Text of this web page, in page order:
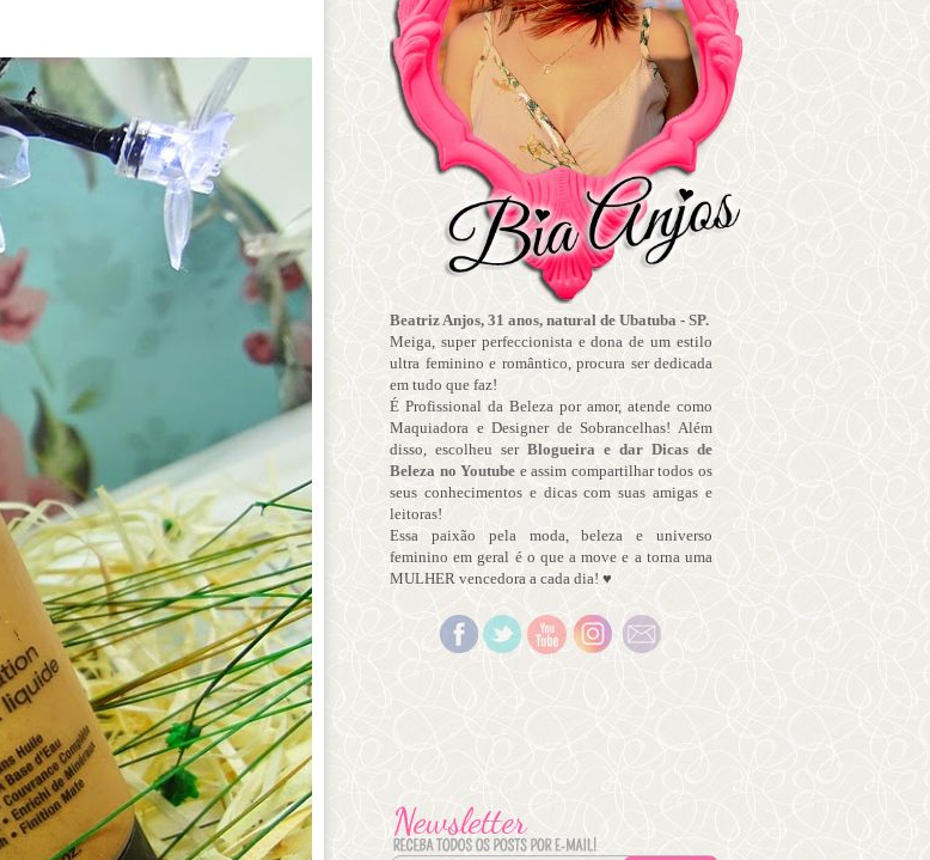
Beatriz Anjos, 31 anos, natural de Ubatuba - SP.
Meiga, super perfeccionista e dona de um estilo
ultra feminino e romântico, procura ser dedicada
em tudo que faz!
É Profissional da Beleza por amor, atende como
Maquiadora e Designer de Sobrancelhas! Além
disso, escolheu ser Blogueira e dar Dicas de
Beleza no Youtube e assim compartilhar todos os
seus conhecimentos e dicas com suas amigas e
leitoras!
Essa paixão pela moda, beleza e universo
feminino em geral é o que a move e a torna uma
MULHER vencedora a cada dia! ♥